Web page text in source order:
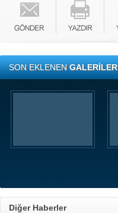
SON EKLENENGALERİLER
Diğer Haberler